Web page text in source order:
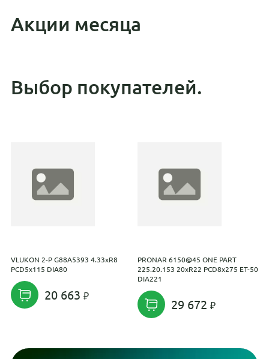
Акции месяца
Выбор покупателей.
VLUKON 2-P G88A5393 4.33xR8
PCD5x115 DIA80
20 663
PRONAR 6150@45 ONE PART
225.20.153 20xR22 PCD8x275 ET-50
DIA221
29 672